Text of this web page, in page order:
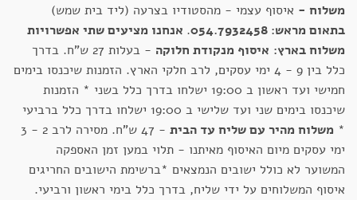
משלוח - איסוף עצמי - מהסטודיו בצרעה (ליד בית שמש)
בתאום מראש: 054.7932458
. אנחנו מציעים שתי אפשרויות
משלוח בארץ: איסוף מנקודת חלוקה
- בעלות 27 ש"ח. בדרך
כלל בין 9 - 4 ימי עסקים, לרב חלקי הארץ. הזמנות שיכנסו בימים
חמישי ועד ראשון ב 19:00 ישלחו בדרך כלל בשני * הזמנות
שיכנסו בימים שני ועד שלישי ב 19:00 ישלחו בדרך כלל ברביעי
* משלוח מהיר עם שליח עד הבית
- 47 ש"ח. מסירה לרב 2 - 3
ימי עסקים מיום האיסוף מאיתנו - תלוי במען זמן האספקה
המשוער לא כולל ישובים הנמצאים *ברשימת הישובים החריגים
איסוף המשלוחים על ידי שליח, בדרך כלל בימי ראשון ורביעי.